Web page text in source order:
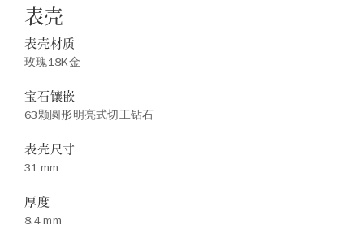
表壳
表壳材质
玫瑰18K金
宝石镶嵌
63颗圆形明亮式切工钻石
表壳尺寸
31 mm
厚度
8.4 mm